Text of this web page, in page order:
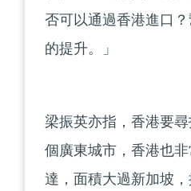
否可以通過香港進口
的提升。」
梁振英亦指，香港要
個廣東城市，香港也
達，面積大過新加坡